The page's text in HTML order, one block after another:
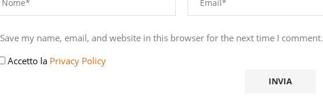
Save my name, email, and website in this browser for the next time I comment.
Accetto la Privacy Policy